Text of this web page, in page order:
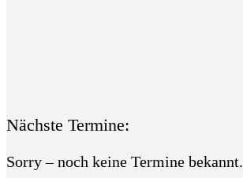
Nächste Termine:
Sorry – noch keine Termine bekannt.